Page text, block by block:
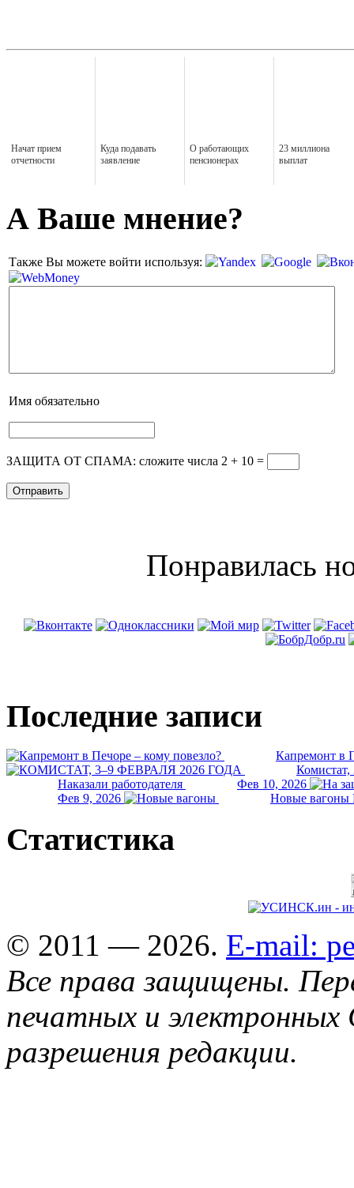
Начат прием
отчетности
Куда подавать
заявление
О работающих
пенсионерах
23 миллиона
выплат
А Ваше мнение?
Также Вы можете войти используя:
Имя обязательно
ЗАЩИТА ОТ СПАМА: сложите числа 2 + 10 =
Понравилась
Последние записи
Капремонт в
Комистат,
Наказали работодателя
Фев 10, 2026
Фев 9, 2026
Новые вагоны
Статистика
© 2011 — 2026. E-mail:
Все права защищены.
печатных и
разрешения редакции.